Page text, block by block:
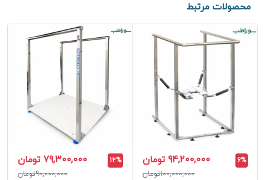
محصولات مرتبط
6% 94,200,000 تومان
100,000,000تومان
12% 79,300,000 تومان
90,000,000تومان